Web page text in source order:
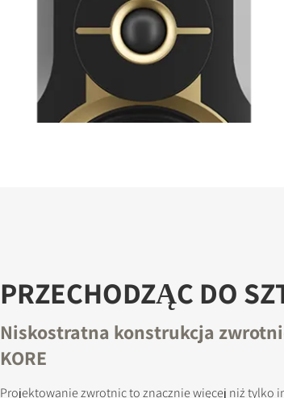
PRZECHODZĄC DO
Niskostratna konstrukcja
KORE
Projektowanie zwrotnic to znacznie więcej niż tylko